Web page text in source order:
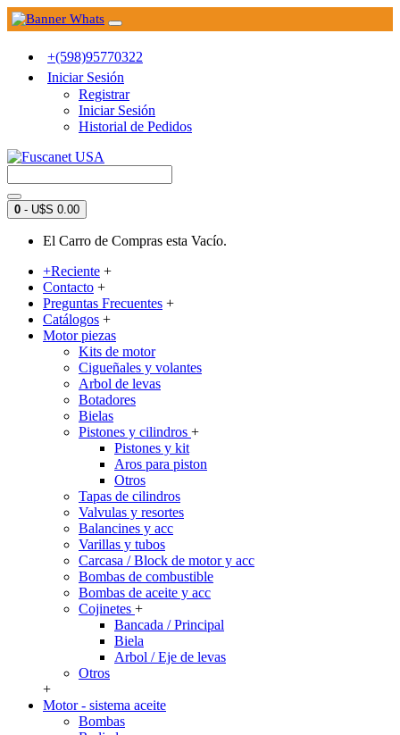
+(598)95770322
Iniciar Sesión
Registrar
Iniciar Sesión
Historial de Pedidos
0 - U$S 0.00
El Carro de Compras esta Vacío.
+Reciente +
Contacto +
Preguntas Frecuentes +
Catálogos +
Motor piezas
Kits de motor
Cigueñales y volantes
Arbol de levas
Botadores
Bielas
Pistones y cilindros +
Pistones y kit
Aros para piston
Otros
Tapas de cilindros
Valvulas y resortes
Balancines y acc
Varillas y tubos
Carcasa / Block de motor y acc
Bombas de combustible
Bombas de aceite y acc
Cojinetes +
Bancada / Principal
Biela
Arbol / Eje de levas
Otros
+
Motor - sistema aceite
Bombas